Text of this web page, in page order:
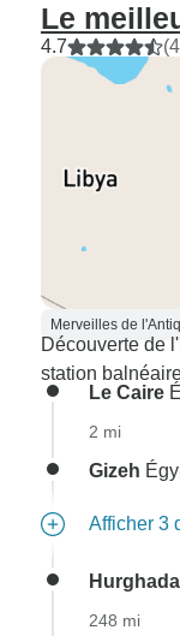
Le
4.7
Merveilles de
Découverte de
station
Le Caire
2 mi
Gizeh
Afficher 3
Hurghada
248 mi